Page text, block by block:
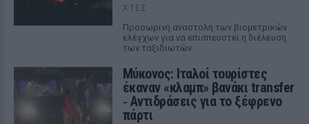
ΧΤΕΣ
Προσωρινή αναστολή των βιομετρικών
ελέγχων για να επισπευστεί η διέλευση
των ταξιδιωτών
Μύκονος: Ιταλοί τουρίστες
έκαναν «κλαμπ» βανάκι transfer
‑ Αντιδράσεις για το ξέφρενο
πάρτι